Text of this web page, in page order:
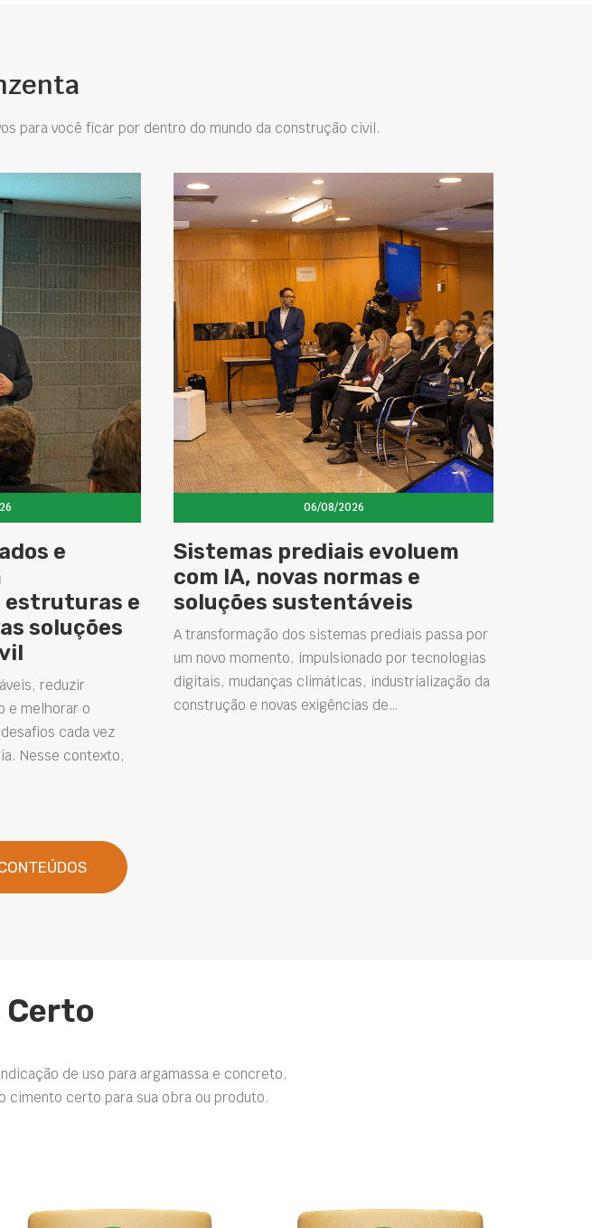
para você ficar por dentro do mundo da construção civil.
e
estruturas e
soluções
reduzir
e melhorar o
cada vez
Nesse contexto,
06/08/2026
Sistemas prediais evoluem
com IA, novas normas e
soluções sustentáveis
A transformação dos sistemas prediais passa por
um novo momento, impulsionado por tecnologias
digitais, mudanças climáticas, industrialização da
construção e novas exigências de…
de uso para argamassa e concreto.
cimento certo para sua obra ou produto.